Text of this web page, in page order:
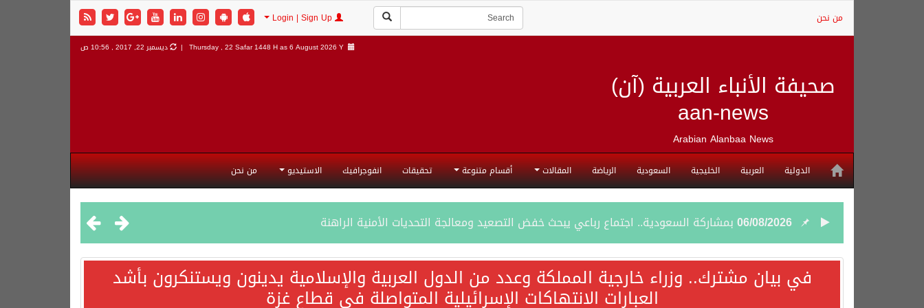
من نحن
صحيفة الأنباء العربية (آن)
aan-news
Arabian Alanbaa News
Thursday , 22 Safar 1448 H as6 August 2026 Y | ديسمبر 22, 2017 , 10:56 ص
الدولية العربية الخليجية السعودية الرياضة المقالات أقسام متنوعة تحقيقات انفوجرافيك الاستيديو من نحن
06/08/2026 بمشاركة السعودية.. اجتماع رباعي يبحث خفض التصعيد ومعالجة التحديات الأمنية الراهنة
05/08/2026وزير الخارجية السعودي: جميع إجراءات إسرائيل الأحادية في أراضي فلسطين باطلة
في بيان مشترك.. وزراء خارجية المملكة وعدد من الدول العربية والإسلامية يدينون ويستنكرون بأشد
العبارات الانتهاكات الإسرائيلية المتواصلة في قطاع غزة